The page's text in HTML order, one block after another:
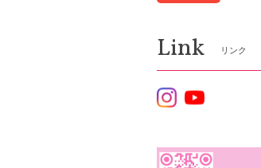
Link リンク